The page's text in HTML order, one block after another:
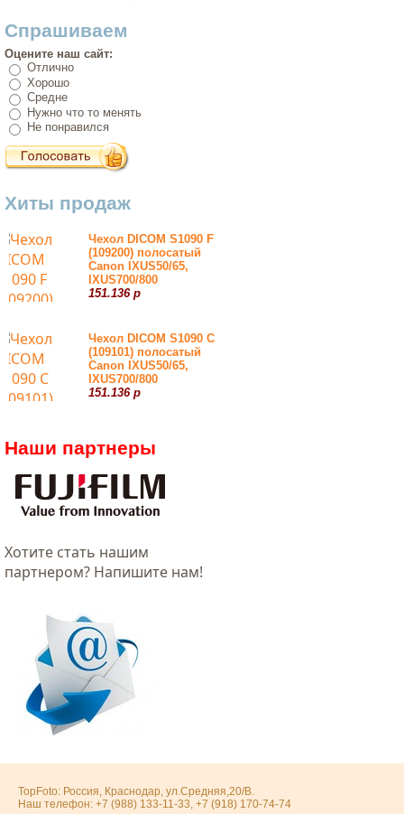
Спрашиваем
Оцените наш сайт:
Отлично
Хорошо
Средне
Нужно что то менять
Не понравился
Хиты продаж
Чехол DICOM S1090 F
(109200) полосатый
Canon IXUS50/65,
IXUS700/800
151.136 р
Чехол DICOM S1090 С
(109101) полосатый
Canon IXUS50/65,
IXUS700/800
151.136 р
Наши партнеры
Хотитe стать нашим
партнером? Напишите нам!
TopFoto: Россия, Краснодар, ул.Средняя,20/В.
Наш телефон: +7 (988) 133-11-33, +7 (918) 170-74-74